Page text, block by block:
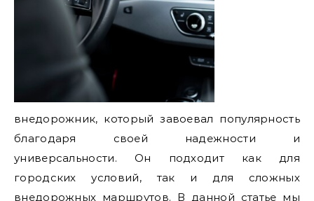
внедорожник, который завоевал популярность
благодаря своей надежности и
универсальности. Он подходит как для
городских условий, так и для сложных
внедорожных маршрутов. В данной статье мы